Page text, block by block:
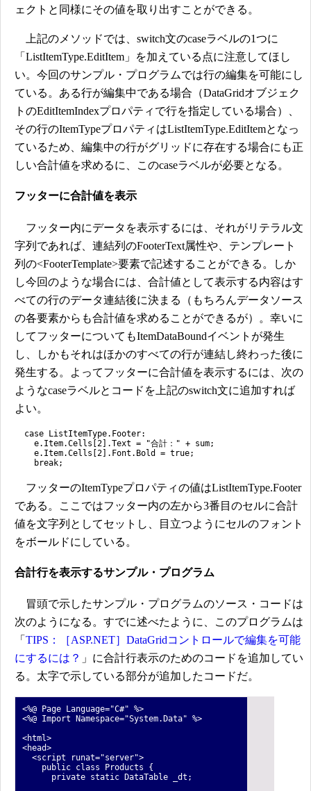
ェクトと同様にその値を取り出すことができる。
上記のメソッドでは、switch文のcaseラベルの1つに
「ListItemType.EditItem」を加えている点に注意してほし
い。今回のサンプル・プログラムでは行の編集を可能にし
ている。ある行が編集中である場合（DataGridオブジェク
トのEditItemIndexプロパティで行を指定している場合）、
その行のItemTypeプロパティはListItemType.EditItemとなっ
ているため、編集中の行がグリッドに存在する場合にも正
しい合計値を求めるに、このcaseラベルが必要となる。
フッターに合計値を表示
フッター内にデータを表示するには、それがリテラル文
字列であれば、連結列のFooterText属性や、テンプレート
列の<FooterTemplate>要素で記述することができる。しか
し今回のような場合には、合計値として表示する内容はす
べての行のデータ連結後に決まる（もちろんデータソース
の各要素からも合計値を求めることができるが）。幸いに
してフッターについてもItemDataBoundイベントが発生
し、しかもそれはほかのすべての行が連結し終わった後に
発生する。よってフッターに合計値を表示するには、次の
ようなcaseラベルとコードを上記のswitch文に追加すれば
よい。
case ListItemType.Footer:
e.Item.Cells[2].Text = "合計：" + sum;
e.Item.Cells[2].Font.Bold = true;
break;
フッターのItemTypeプロパティの値はListItemType.Footer
である。ここではフッター内の左から3番目のセルに合計
値を文字列としてセットし、目立つようにセルのフォント
をボールドにしている。
合計行を表示するサンプル・プログラム
冒頭で示したサンプル・プログラムのソース・コードは
次のようになる。すでに述べたように、このプログラムは
「 TIPS：［ASP.NET］DataGridコントロールで編集を可能
にするには？ 」に合計行表示のためのコードを追加してい
る。太字で示している部分が追加したコードだ。
<%@ Page Language="C#" %>
<%@ Import Namespace="System.Data" %>
<html>
<head>
<script runat="server">
public class Products {
private static DataTable _dt;